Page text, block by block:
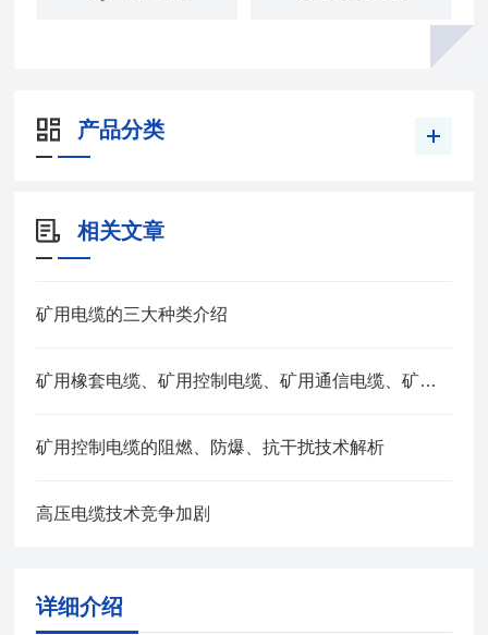
产品分类
相关文章
矿用电缆的三大种类介绍
矿用橡套电缆、矿用控制电缆、矿用通信电缆、矿用电力电缆、矿用计算机电缆区别，看完不选错
矿用控制电缆的阻燃、防爆、抗干扰技术解析
高压电缆技术竞争加剧
详细介绍